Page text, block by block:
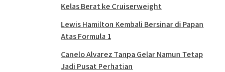
Kelas Berat ke Cruiserweight
Lewis Hamilton Kembali Bersinar di Papan
Atas Formula 1
Canelo Alvarez Tanpa Gelar Namun Tetap
Jadi Pusat Perhatian